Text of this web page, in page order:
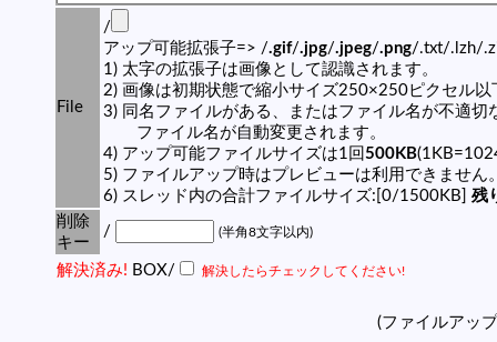
File
/
アップ可能拡張子=> /.gif/.jpg/.jpeg/.png/.txt/.lzh/
1) 太字の拡張子は画像として認識されます。
2) 画像は初期状態で縮小サイズ250×250ピクセル以
3) 同名ファイルがある、またはファイル名が不適切
ファイル名が自動変更されます。
4) アップ可能ファイルサイズは1回500KB
5) ファイルアップ時はプレビューは利用できません
6) スレッド内の合計ファイルサイズ:[0/1500KB] 残
削除
キー
/ (半角8文字以内)
解決済み! BOX/ 解決したらチェックしてください!
(ファイルアッ